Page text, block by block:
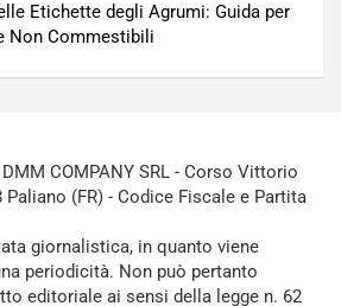
Etichette degli Agrumi: Guida per
Non Commestibili
COMPANY SRL - Corso Vittorio
Paliano (FR) - Codice Fiscale e Partita
giornalistica, in quanto viene
periodicità. Non può pertanto
editoriale ai sensi della legge n. 62